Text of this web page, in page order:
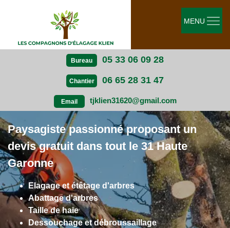
Bureau 05 33 06 09 28
Chantier 06 65 28 31 47
Email tjklien31620@gmail.com
MENU
Paysagiste passionné proposant un
devis gratuit dans tout le 31 Haute
Garonne
Elagage et étêtage d'arbres
Abattage d'arbres
Taille de haie
Dessouchage et débroussaillage